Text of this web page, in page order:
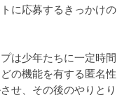
に応募するきっかけの
は少年たちに一定時間
の機能を有する匿名性
せ、その後のやりとり